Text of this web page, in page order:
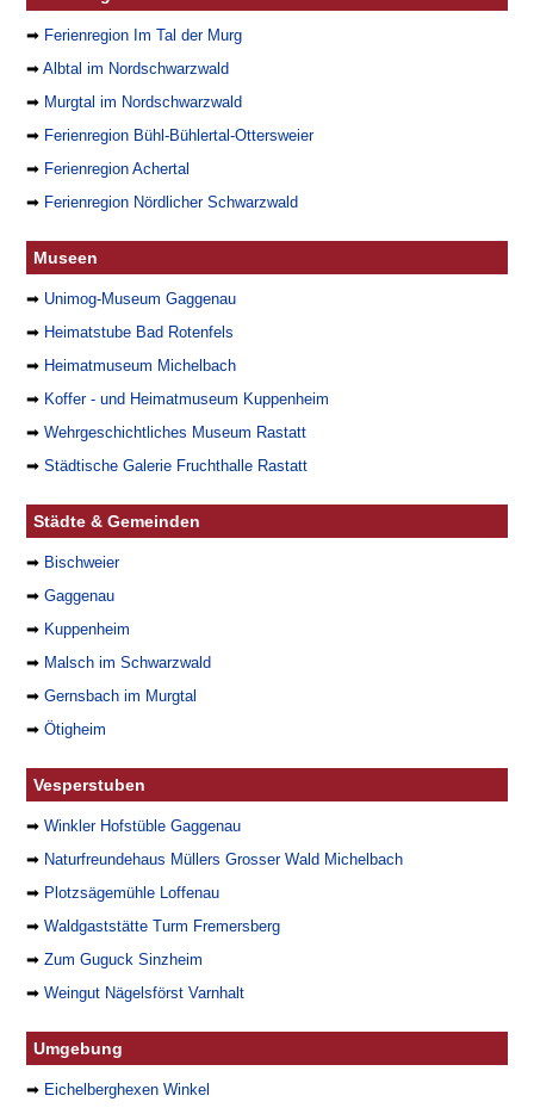
➡ Ferienregion Im Tal der Murg
➡Albtal im Nordschwarzwald
➡ Murgtal im Nordschwarzwald
➡ Ferienregion Bühl-Bühlertal-Ottersweier
➡ Ferienregion Achertal
➡ Ferienregion Nördlicher Schwarzwald
Museen
➡ Unimog-Museum Gaggenau
➡ Heimatstube Bad Rotenfels
➡ Heimatmuseum Michelbach
➡ Koffer - und Heimatmuseum Kuppenheim
➡Wehrgeschichtliches Museum Rastatt
➡Städtische Galerie Fruchthalle Rastatt
Städte & Gemeinden
➡ Bischweier
➡Gaggenau
➡ Kuppenheim
➡ Malsch im Schwarzwald
➡Gernsbach im Murgtal
➡Ötigheim
Vesperstuben
➡Winkler Hofstüble Gaggenau
➡ Naturfreundehaus Müllers Grosser Wald Michelbach
➡ Plotzsägemühle Loffenau
➡Waldgaststätte Turm Fremersberg
➡Zum Guguck Sinzheim
➡Weingut Nägelsförst Varnhalt
Umgebung
➡ Eichelberghexen Winkel